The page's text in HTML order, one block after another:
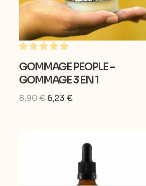
GOMMAGE PEOPLE –
GOMMAGE 3 EN 1
8,90€ 6,23 €